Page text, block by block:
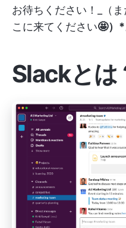
お待ちください！_（
こに来てください🤩）*
Slackとは